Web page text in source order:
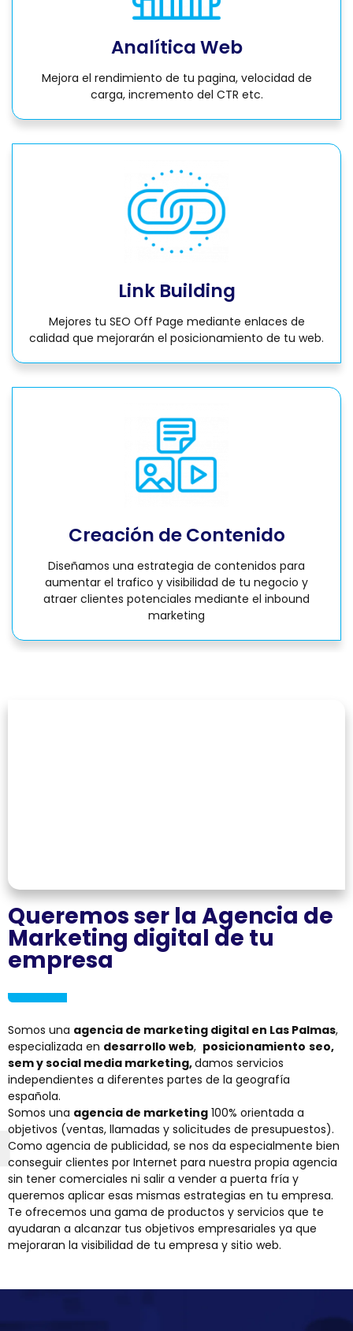
Analítica Web
Mejora el rendimiento de tu pagina, velocidad de
carga, incremento del CTR etc.
Link Building
Mejores tu SEO Off Page mediante enlaces de
calidad que mejorarán el posicionamiento de tu web.
Creación de Contenido
Diseñamos una estrategia de contenidos para
aumentar el trafico y visibilidad de tu negocio y
atraer clientes potenciales mediante el inbound
marketing
Queremos ser la Agencia de
Marketing digital de tu
empresa
Somos una agencia de marketing digital en Las Palmas,
especializada en desarrollo web, posicionamiento seo,
sem y social media marketing,damos servicios
independientes a diferentes partes de la geografía
española.
Somos una agencia de marketing 100% orientada a
objetivos (ventas, llamadas y solicitudes de presupuestos).
Como agencia de publicidad, se nos da especialmente bien
conseguir clientes por Internet para nuestra propia agencia
sin tener comerciales ni salir a vender a puerta fría y
queremos aplicar esas mismas estrategias en tu empresa.
Te ofrecemos una gama de productos y servicios que te
ayudaran a alcanzar tus objetivos empresariales ya que
mejoraran la visibilidad de tu empresa y sitio web.